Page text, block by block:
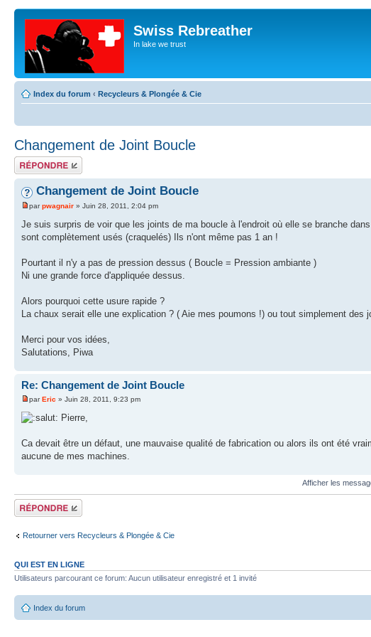
Swiss Rebreather
In lake we trust
Index du forum ‹ Recycleurs & Plongée & Cie
Changement de Joint Boucle
Répondre
Changement de Joint Boucle
parpwagnair » Juin 28, 2011, 2:04 pm
Je suis surpris de voir que les joints de ma boucle à l'endroit où elle se branche
sont complètement usés (craquelés) Ils n'ont même pas 1 an !
Pourtant il n'y a pas de pression dessus ( Boucle = Pression ambiante )
Ni une grande force d'appliquée dessus.
Alors pourquoi cette usure rapide ?
La chaux serait elle une explication ? ( Aie mes poumons !) ou tout simplement
Merci pour vos idées,
Salutations, Piwa
Re: Changement de Joint Boucle
parEric » Juin 28, 2011, 9:23 pm
Pierre,
Ca devait être un défaut, une mauvaise qualité de fabrication ou alors ils ont été
aucune de mes machines.
Afficher les
Répondre
Retourner vers Recycleurs & Plongée & Cie
QUI EST EN LIGNE
Utilisateurs parcourant ce forum: Aucun utilisateur enregistré et 1 invité
Index du forum